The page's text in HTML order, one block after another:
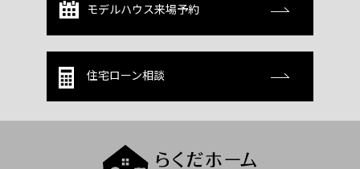
モデルハウス来場予約
住宅ローン相談